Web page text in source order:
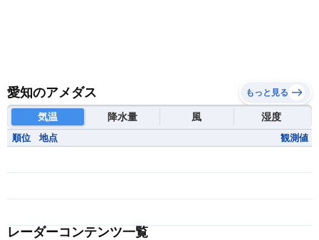
愛知のアメダス もっと見る
気温 降水量 風 湿度
順位 地点 観測値
レーダーコンテンツ一覧